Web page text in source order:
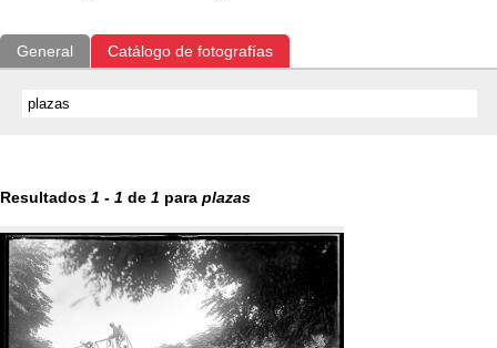
General Catálogo de fotografías
Resultados 1 - 1 de 1 para plazas